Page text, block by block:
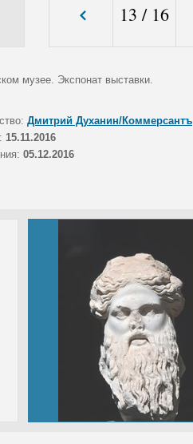
13 / 16
музее. Экспонат выставки.
Дмитрий Духанин/Коммерсантъ
15.11.2016
05.12.2016